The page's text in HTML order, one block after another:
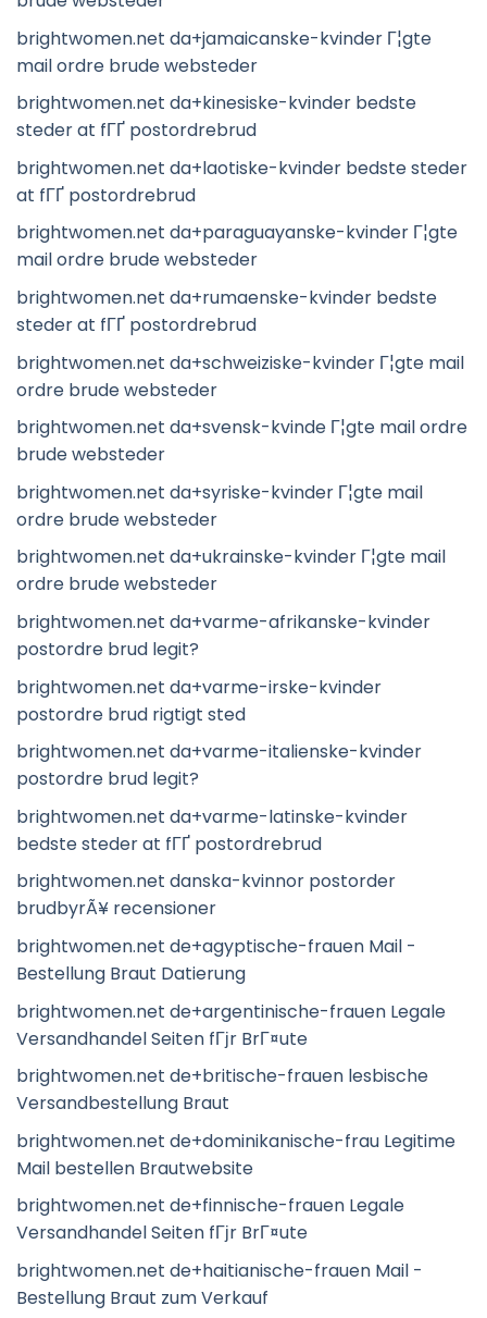
brightwomen.net da+jamaicanske-kvinder Г¦gte
mail ordre brude websteder
brightwomen.net da+kinesiske-kvinder bedste
steder at fГҐ postordrebrud
brightwomen.net da+laotiske-kvinder bedste steder
at fГҐ postordrebrud
brightwomen.net da+paraguayanske-kvinder Г¦gte
mail ordre brude websteder
brightwomen.net da+rumaenske-kvinder bedste
steder at fГҐ postordrebrud
brightwomen.net da+schweiziske-kvinder Г¦gte mail
ordre brude websteder
brightwomen.net da+svensk-kvinde Г¦gte mail ordre
brude websteder
brightwomen.net da+syriske-kvinder Г¦gte mail
ordre brude websteder
brightwomen.net da+ukrainske-kvinder Г¦gte mail
ordre brude websteder
brightwomen.net da+varme-afrikanske-kvinder
postordre brud legit?
brightwomen.net da+varme-irske-kvinder
postordre brud rigtigt sted
brightwomen.net da+varme-italienske-kvinder
postordre brud legit?
brightwomen.net da+varme-latinske-kvinder
bedste steder at fГҐ postordrebrud
brightwomen.net danska-kvinnor postorder
brudbyrÃ¥ recensioner
brightwomen.net de+agyptische-frauen Mail -
Bestellung Braut Datierung
brightwomen.net de+argentinische-frauen Legale
Versandhandel Seiten fГјr BrГ¤ute
brightwomen.net de+britische-frauen lesbische
Versandbestellung Braut
brightwomen.net de+dominikanische-frau Legitime
Mail bestellen Brautwebsite
brightwomen.net de+finnische-frauen Legale
Versandhandel Seiten fГјr BrГ¤ute
brightwomen.net de+haitianische-frauen Mail -
Bestellung Braut zum Verkauf